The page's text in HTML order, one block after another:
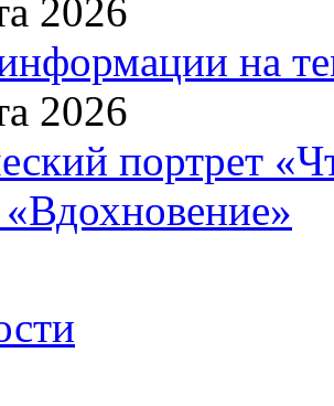
2026
на
2026
портрет